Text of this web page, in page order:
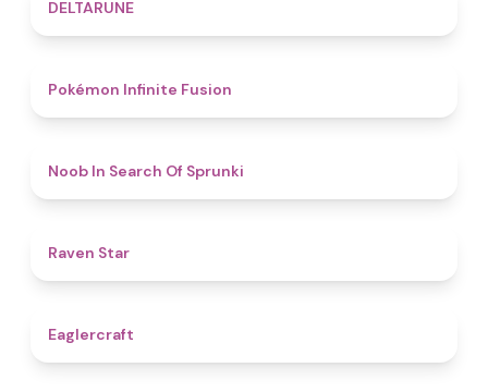
DELTARUNE
Pokémon Infinite Fusion
Noob In Search Of Sprunki
Raven Star
Eaglercraft